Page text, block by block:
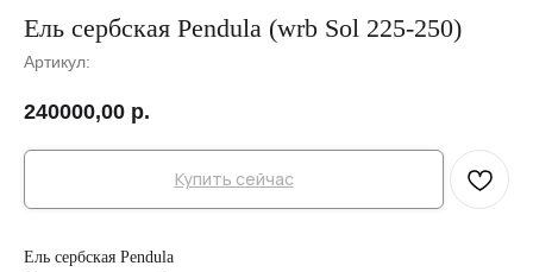
Ель сербская Pendula (wrb Sol 225-250)
Артикул:
240000,00 р.
Купить сейчас
Ель сербская Pendula